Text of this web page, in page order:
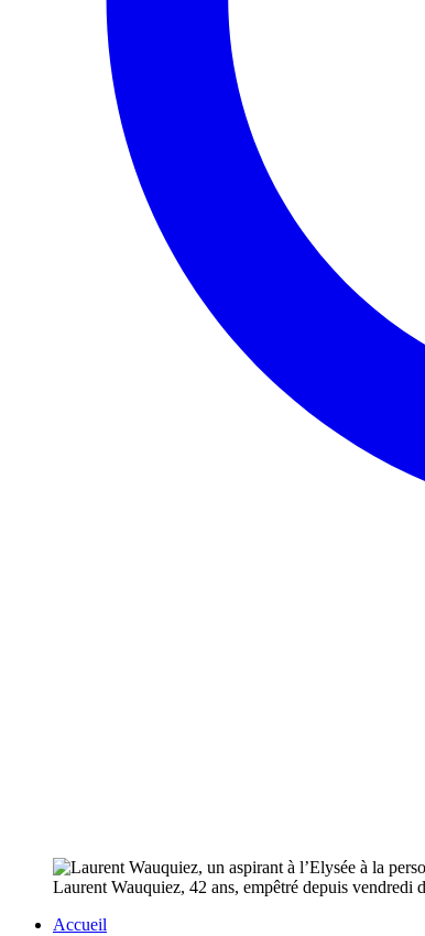
Laurent Wauquiez, 42 ans, empêtré depuis vendredi
Accueil